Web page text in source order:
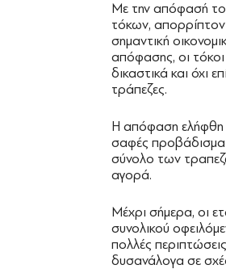
Με την απόφασή
τόκων,
σημαντική
απόφασης, οι τόκοι
δικαστικά και όχι
τράπεζες.
Η απόφαση ελήφθη
σαφές προβάδισμα
σύνολο των
αγορά.
Μέχρι σήμερα, οι
συνολικού
πολλές
δυσανάλογα σε